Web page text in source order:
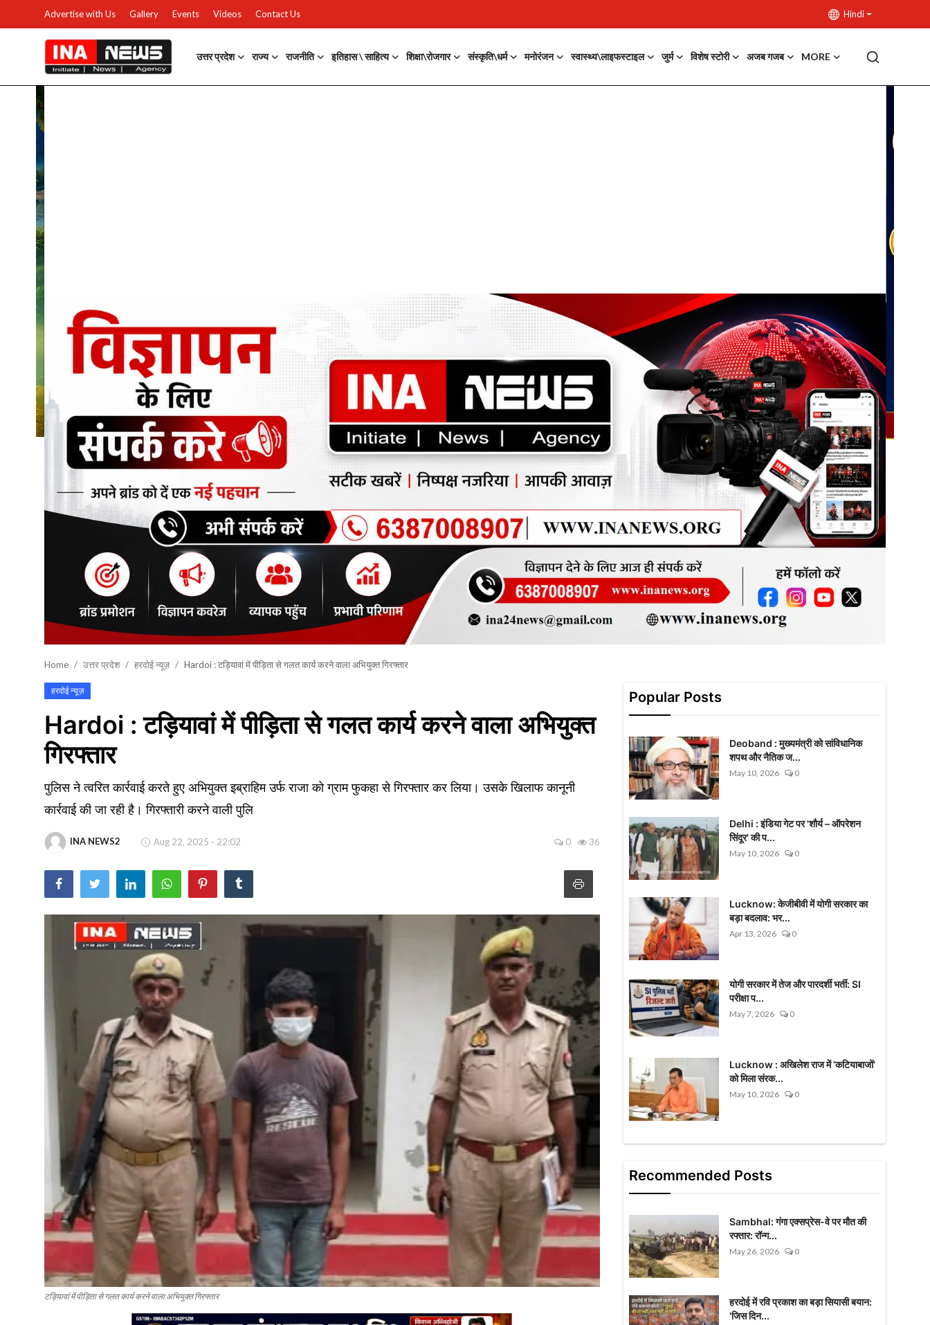
Advertise with Us Gallery Events Videos Contact Us Hindi
उत्तर प्रदेश राज्य राजनीति इतिहास \ साहित्य शिक्षा\रोजगार संस्कृति\धर्म मनोरंजन स्वास्थ्य\लाइफस्टाइल जुर्म विशेष स्टोरी अजब गजब MORE
उत्तर प्रदेश
Advertise with Us
Events
Gallery
राजनीति
Contacts
इतिहास \ साहित्य
शिक्षा\रोजगार
मनोरंजन
स्वास्थ्य\लाइफस्टाइल
अजब गजब
टेक्नोलॉजी / बिजनेस
वायरल न्यूज़
Home उत्तर प्रदेश हरदोई न्यूज़ Hardoi : टड़ियावां में पीड़िता से गलत कार्य करने वाला अभियुक्त गिरफ्तार
हरदोई न्यूज़
Hardoi : टड़ियावां में पीड़िता से गलत कार्य करने वाला अभियुक्त
गिरफ्तार
पुलिस ने त्वरित कार्रवाई करते हुए अभियुक्त इब्राहिम उर्फ राजा को ग्राम फुकहा से गिरफ्तार कर लिया। उसके खिलाफ कानूनी
कार्रवाई की जा रही है। गिरफ्तारी करने वाली पुलि
INA NEWS2 Aug 22, 2025 - 22:02 0 36
टड़ियावां में पीड़िता से गलत कार्य करने वाला अभियुक्त गिरफ्तार
Popular Posts
Deoband : मुख्यमंत्री को सांविधानिक
शपथ और नैतिक ज...
May 10, 2026 0
Delhi : इंडिया गेट पर 'शौर्य – ऑपरेशन
सिंदूर' की प...
May 10, 2026 0
Lucknow: केजीबीवी में योगी सरकार का
बड़ा बदलाव: भर...
Apr 13, 2026 0
योगी सरकार में तेज और पारदर्शी भर्ती: SI
परीक्षा प...
May 7, 2026 0
Lucknow : अखिलेश राज में ‘कटियाबाजों’
को मिला संरक...
May 10, 2026 0
Recommended Posts
Sambhal: गंगा एक्सप्रेस-वे पर मौत की
रफ्तार: रॉन्ग...
May 26, 2026 0
हरदोई में रवि प्रकाश का बड़ा सियासी बयान:
'जिस दिन...